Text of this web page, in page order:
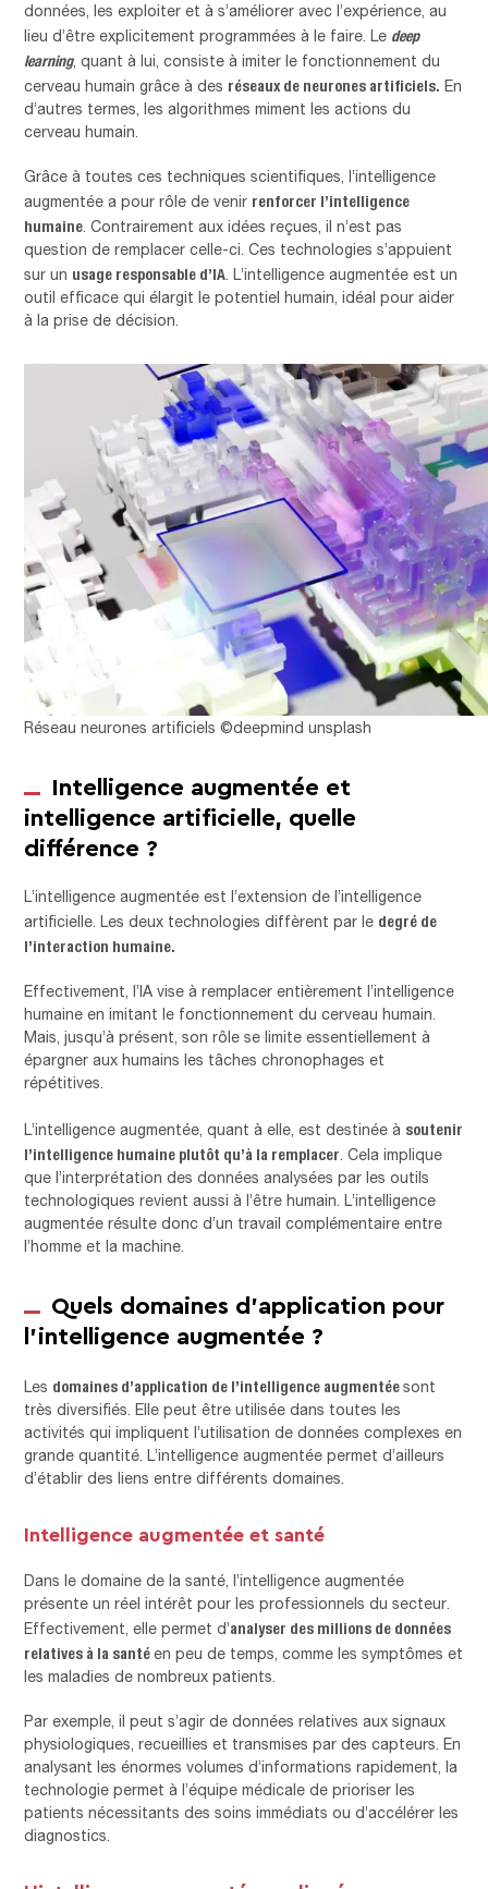
données, les exploiter et à s’améliorer avec l’expérience, au
lieu d’être explicitement programmées à le faire.Le deep
learning, quant à lui, consiste à imiter le fonctionnement du
cerveau humain grâce à des réseaux de neurones artificiels. En
d’autres termes, les algorithmes miment les actions du
cerveau humain.
Grâce à toutes ces techniques scientifiques, l’intelligence
augmentée a pour rôle de venir renforcer l’intelligence
humaine . Contrairement aux idées reçues, il n’est pas
question de remplacer celle-ci. Ces technologies s’appuient
sur un usage responsable d’IA . L’intelligence augmentée est un
outil efficace qui élargit le potentiel humain, idéal pour aider
à la prise de décision.
Réseau neurones artificiels ©deepmind unsplash
Intelligence augmentée et
intelligence artificielle, quelle
différence ?
L’intelligence augmentée est l’extension de l’intelligence
artificielle. Les deux technologies diffèrent par le degré de
l’interaction humaine.
Effectivement, l’IA vise à remplacer entièrement l’intelligence
humaine en imitant le fonctionnement du cerveau humain.
Mais, jusqu’à présent, son rôle se limite essentiellement à
épargner aux humains les tâches chronophages et
répétitives.
L’intelligence augmentée, quant à elle, est destinée à soutenir
l’intelligence humaine plutôt qu’à la remplacer . Cela implique
que l’interprétation des données analysées par les outils
technologiques revient aussi à l’être humain. L’intelligence
augmentée résulte donc d’un travail complémentaire entre
l’homme et la machine.
Quels domaines d’application pour
l’intelligence augmentée ?
Les domaines d’application de l’intelligence augmentéesont
très diversifiés. Elle peut être utilisée dans toutes les
activités qui impliquent l’utilisation de données complexes en
grande quantité. L’intelligence augmentée permet d’ailleurs
d’établir des liens entre différents domaines.
Intelligence augmentée et santé
Dans le domaine de la santé, l’intelligence augmentée
présente un réel intérêt pour les professionnels du secteur.
Effectivement, elle permet d’analyser des millions de données
relatives à la santéen peu de temps, comme les symptômes et
les maladies de nombreux patients.
Par exemple, il peut s’agir de données relatives aux signaux
physiologiques, recueillies et transmises par des capteurs. En
analysant les énormes volumes d’informations rapidement, la
technologie permet à l’équipe médicale de prioriser les
patients nécessitants des soins immédiats ou d’accélérer les
diagnostics.